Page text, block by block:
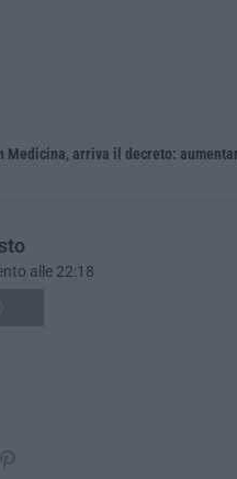
Medicina, arriva il decreto:
alle 22:18